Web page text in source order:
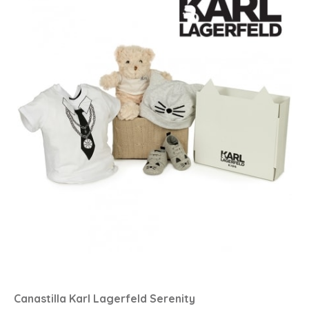
Canastilla Karl Lagerfeld Serenity